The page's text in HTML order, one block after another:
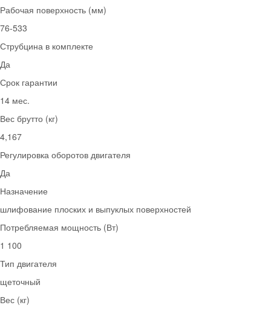
Рабочая поверхность (мм)
76-533
Струбцина в комплекте
Да
Срок гарантии
14 мес.
Вес брутто (кг)
4,167
Регулировка оборотов двигателя
Да
Назначение
шлифование плоских и выпуклых поверхностей
Потребляемая мощность (Вт)
1 100
Тип двигателя
щеточный
Вес (кг)